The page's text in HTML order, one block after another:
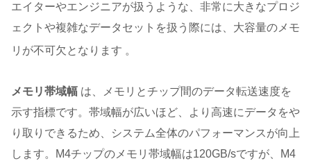
エイターやエンジニアが扱うような、非常に大きなプロジ
ェクトや複雑なデータセットを扱う際には、大容量のメモ
リが不可欠となります 。
メモリ帯域幅 は、メモリとチップ間のデータ転送速度を
示す指標です。帯域幅が広いほど、より高速にデータをや
り取りできるため、システム全体のパフォーマンスが向上
します。M4チップのメモリ帯域幅は120GB/sですが、M4